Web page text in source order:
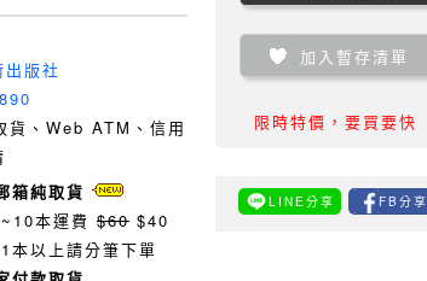
版社
貨、Web ATM、信用
箱純取貨
本運費 $60 $40
本以上請分筆下單
加入暫存清單
限時特價，要買要快
LINE分享 FB分享